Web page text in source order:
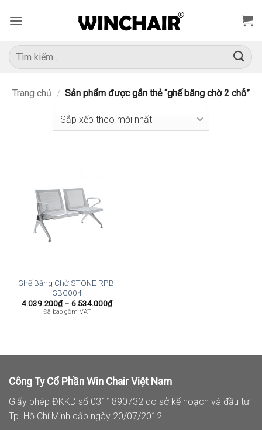
qua
dung
Tìm
kiếm:
Trang chủ / Sản phẩm được gắn thẻ “ghế băng chờ 2 chỗ”
Ghế Băng Chờ STONE RPB-
GBC004
4.039.200₫ – 6.534.000₫Khoảng
giá:
Đã bao gồm VAT
Công Ty Cổ Phần Win Chair Việt Nam
Giấy phép ĐKKD số 0311890732 do sở kế hoạch và đầu tư
Tp. Hồ Chí Minh cấp ngày 20/07/2012